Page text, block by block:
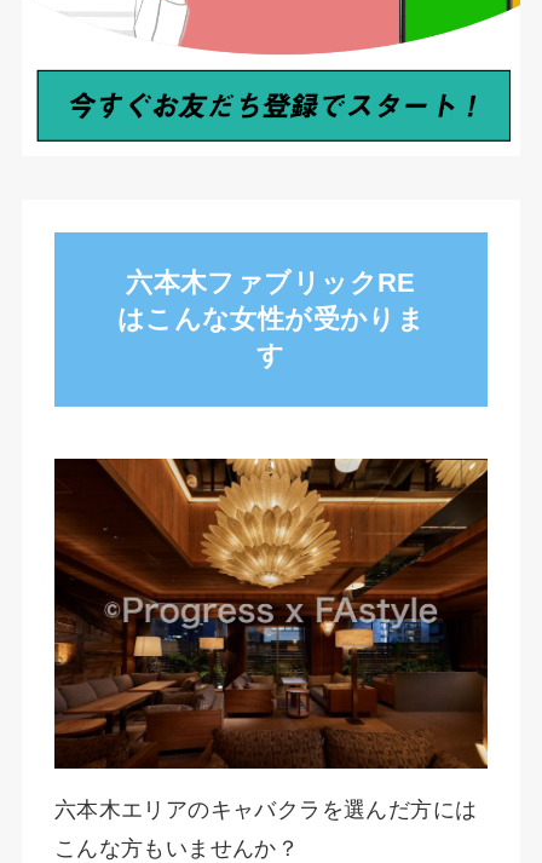
六本木ファブリックRE
はこんな女性が受かりま
す
六本木エリアのキャバクラを選んだ方には
こんな方もいませんか？